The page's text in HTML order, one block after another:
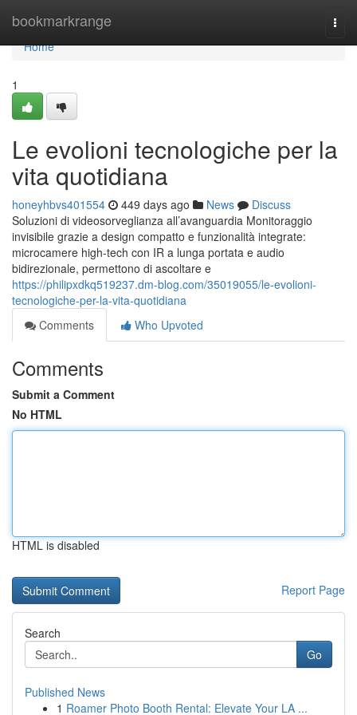
bookmarkrange
Home
Home
1
Le evolioni tecnologiche per la
vita quotidiana
honeyhbvs401554 449 days ago News
Discuss
Soluzioni di videosorveglianza all’avanguardia Monitoraggio
invisibile grazie a design compatto e funzionalità integrate:
microcamere high-tech con IR a lunga portata e audio
bidirezionale, permettono di ascoltare e
https://philipxdkq519237.dm-blog.com/35019055/le-evolioni-
tecnologiche-per-la-vita-quotidiana
Comments
Who Upvoted
Comments
Submit a Comment
No HTML
HTML is disabled
Report Page
Search
Go
Published News
1 Roamer Photo Booth Rental: Elevate Your LA ...